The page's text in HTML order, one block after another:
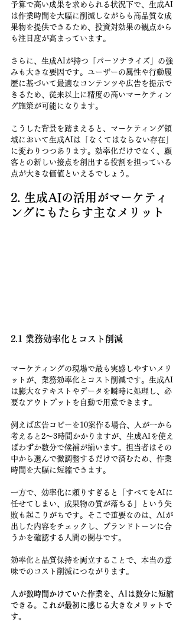
予算で高い成果を求められる状況下で、生成AI
は作業時間を大幅に削減しながらも高品質な成
果物を提供できるため、投資対効果の観点から
も注目度が高まっています。
さらに、生成AIが持つ「パーソナライズ」の強
みも大きな要因です。ユーザーの属性や行動履
歴に基づいて最適なコンテンツや広告を提示で
きるため、従来以上に精度の高いマーケティン
グ施策が可能になります。
こうした背景を踏まえると、マーケティング領
域において生成AIは「なくてはならない存在」
に変わりつつあります。効率化だけでなく、顧
客との新しい接点を創出する役割を担っている
点が大きな価値といえるでしょう。
2. 生成AIの活用がマーケティ
ングにもたらす主なメリット
2.1 業務効率化とコスト削減
マーケティングの現場で最も実感しやすいメリ
ットが、業務効率化とコスト削減です。生成AI
は膨大なテキストやデータを瞬時に処理し、必
要なアウトプットを自動で用意できます。
例えば広告コピーを10案作る場合、人が一から
考えると2〜3時間かかりますが、生成AIを使え
ばわずか数分で候補が揃います。担当者はその
中から選んで微調整するだけで済むため、作業
時間を大幅に短縮できます。
一方で、効率化に頼りすぎると「すべてをAIに
任せてしまい、成果物の質が落ちる」という失
敗も起こりがちです。そこで重要なのは、AIが
出した内容をチェックし、ブランドトーンに合
うかを確認する人間の関与です。
効率化と品質保持を両立することで、本当の意
味でのコスト削減につながります。
人が数時間かけていた作業を、AIは数分に短縮
できる。これが最初に感じる大きなメリットで
す。